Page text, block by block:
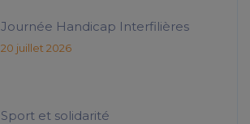
Journée Handicap Interfilières
20 juillet 2026
Sport et solidarité